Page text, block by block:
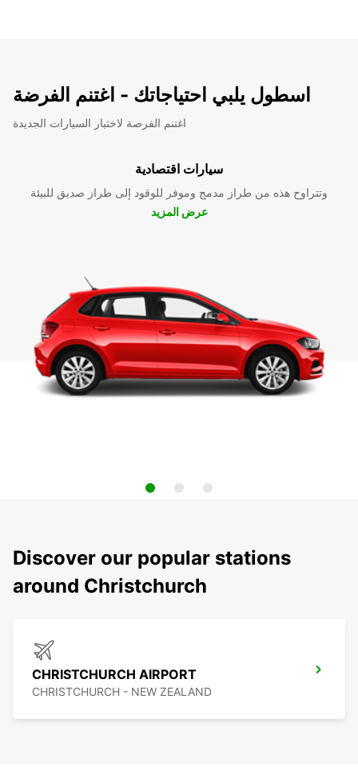
اسطول يلبي احتياجاتك - اغتنم الفرضة
اغتنم الفرصة لاختبار السيارات الجديدة
سيارات اقتصادية
وتتراوح هذه من طراز مدمج وموفر للوقود إلى طراز صديق للبيئة
عرض المزيد
Discover our popular stations
around Christchurch
CHRISTCHURCH AIRPORT
CHRISTCHURCH - NEW ZEALAND